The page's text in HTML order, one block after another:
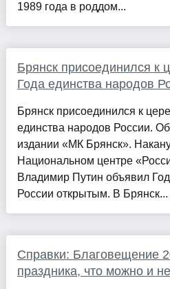
1989 года в роддом...
Брянск присоединился к
Года единства народов
Брянск присоединился к
единства народов России.
издании «МК Брянск».
Национальном центре
Владимир Путин объявил
России открытым. В Брянск...
Справки: Благовещение
праздника, что можно и